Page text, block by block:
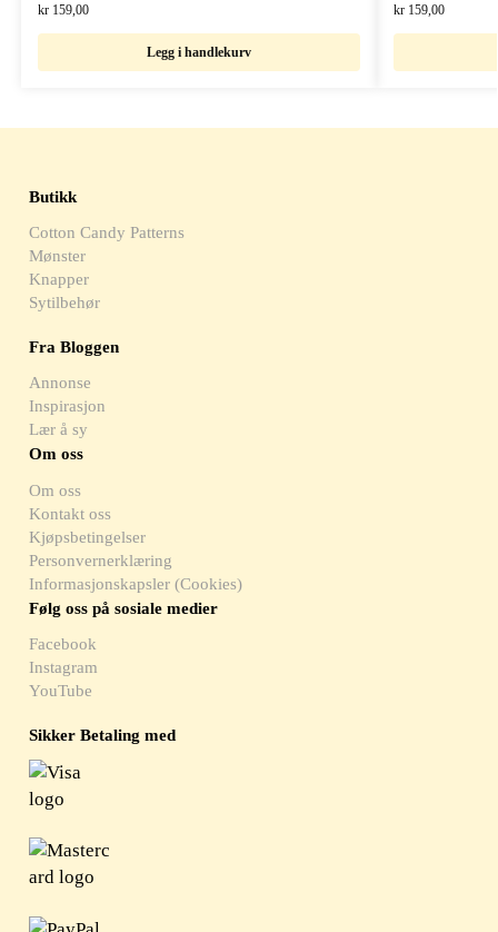
kr159,00
Legg i handlekurv
kr159,00
Butikk
Cotton Candy Patterns
Mønster
Knapper
Sytilbehør
Fra Bloggen
Annonse
Inspirasjon
Lær å sy
Om oss
Om oss
Kontakt oss
Kjøpsbetingelser
Personvernerklæring
Informasjonskapsler (Cookies)
Følg oss på sosiale medier
Facebook
Instagram
YouTube
Sikker Betaling med